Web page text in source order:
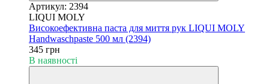
Артикул: 2394
LIQUI MOLY
Високоефективна паста для миття рук LIQUI MOLY
Handwaschpaste 500 мл (2394)
345 грн
В наявності